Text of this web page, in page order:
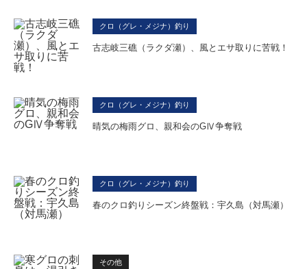
クロ（グレ・メジナ）釣り
古志岐三礁（ラクダ瀬）、風とエサ取りに苦戦！
クロ（グレ・メジナ）釣り
晴気の梅雨グロ、親和会のGⅣ争奪戦
クロ（グレ・メジナ）釣り
春のクロ釣りシーズン終盤戦：宇久島（対馬瀬）
その他